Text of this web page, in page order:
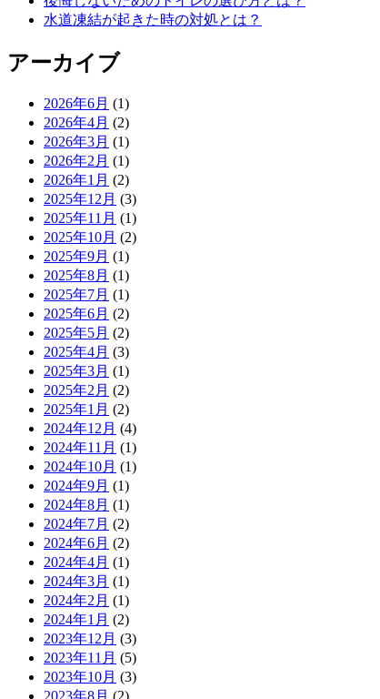
水道凍結が起きた時の対処とは？
アーカイブ
2026年6月 (1)
2026年4月 (2)
2026年3月 (1)
2026年2月 (1)
2026年1月 (2)
2025年12月 (3)
2025年11月 (1)
2025年10月 (2)
2025年9月 (1)
2025年8月 (1)
2025年7月 (1)
2025年6月 (2)
2025年5月 (2)
2025年4月 (3)
2025年3月 (1)
2025年2月 (2)
2025年1月 (2)
2024年12月 (4)
2024年11月 (1)
2024年10月 (1)
2024年9月 (1)
2024年8月 (1)
2024年7月 (2)
2024年6月 (2)
2024年4月 (1)
2024年3月 (1)
2024年2月 (1)
2024年1月 (2)
2023年12月 (3)
2023年11月 (5)
2023年10月 (3)